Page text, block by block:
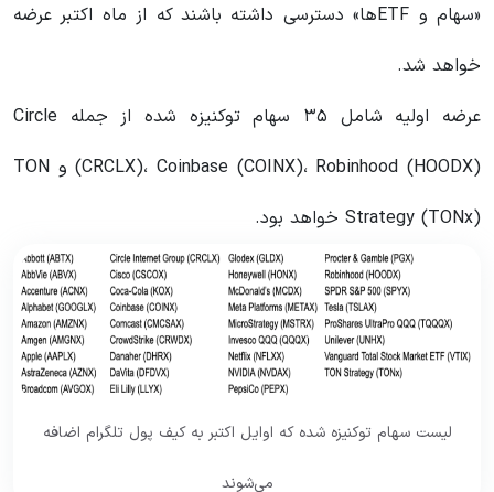
«سهام و ETFها» دسترسی داشته باشند که از ماه اکتبر عرضه
خواهد شد.
عرضه اولیه شامل ۳۵ سهام توکنیزه شده از جمله Circle
(CRCLX)، Coinbase (COINX)، Robinhood (HOODX) و TON
Strategy (TONx) خواهد بود.
لیست سهام توکنیزه شده که اوایل اکتبر به کیف پول تلگرام اضافه
می‌شوند